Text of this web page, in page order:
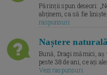
Părinții spun deseori:
abținem, ca să fie
raspunsuri
Naștere
Bună, Dragi mămici, aș
peste 38 de ani, ce ați
Vezi raspunsuri